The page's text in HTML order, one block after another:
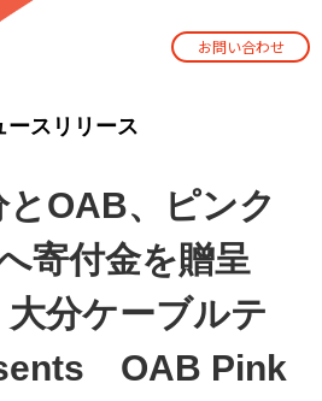
お問い合わせ
ースリリース
OAB、ピンク
寄付金を贈呈
大分ケーブルテ
OAB Pink